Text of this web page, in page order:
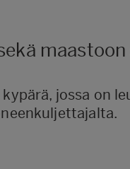
jossa on